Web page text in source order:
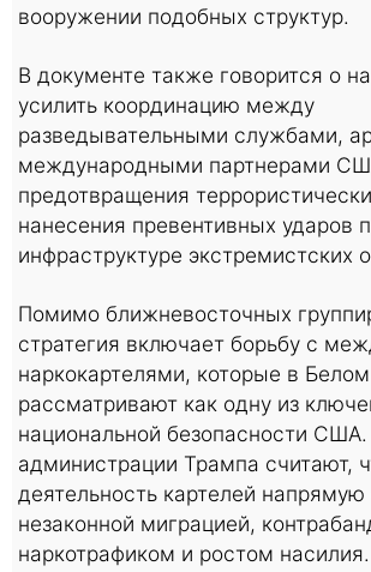
вооружении подобных структур.
В документе также говорится о
усилить координацию между
разведывательными службами,
международными партнерами
предотвращения
нанесения превентивных ударов
инфраструктуре экстремистских
Помимо ближневосточных
стратегия включает борьбу с
наркокартелями, которые в
рассматривают как одну из
национальной безопасности
администрации Трампа считают,
деятельность картелей напрямую
незаконной миграцией,
наркотрафиком и ростом насилия.